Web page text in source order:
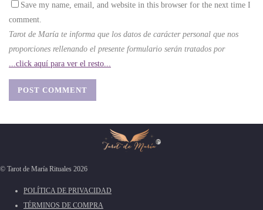
Save my name, email, and website in this browser for the next time I
comment.
Tarot de María te informa que los datos de carácter personal que nos
proporciones rellenando el presente formulario serán tratados por
...click aquí para ver el resto...
© Tarot de María Rituales 2026
POLÍTICA DE PRIVACIDAD
TÉRMINOS DE COMPRA